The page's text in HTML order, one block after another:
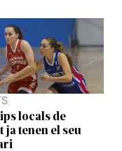
locals de
ja tenen el seu